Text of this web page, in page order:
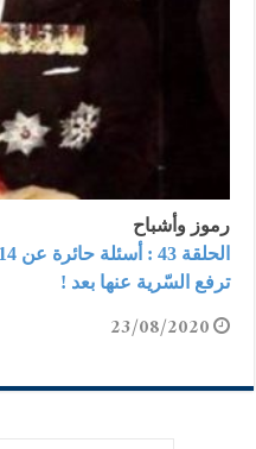
رموز وأشباح
ترفع السّرية عنها بعد !
23/08/2020